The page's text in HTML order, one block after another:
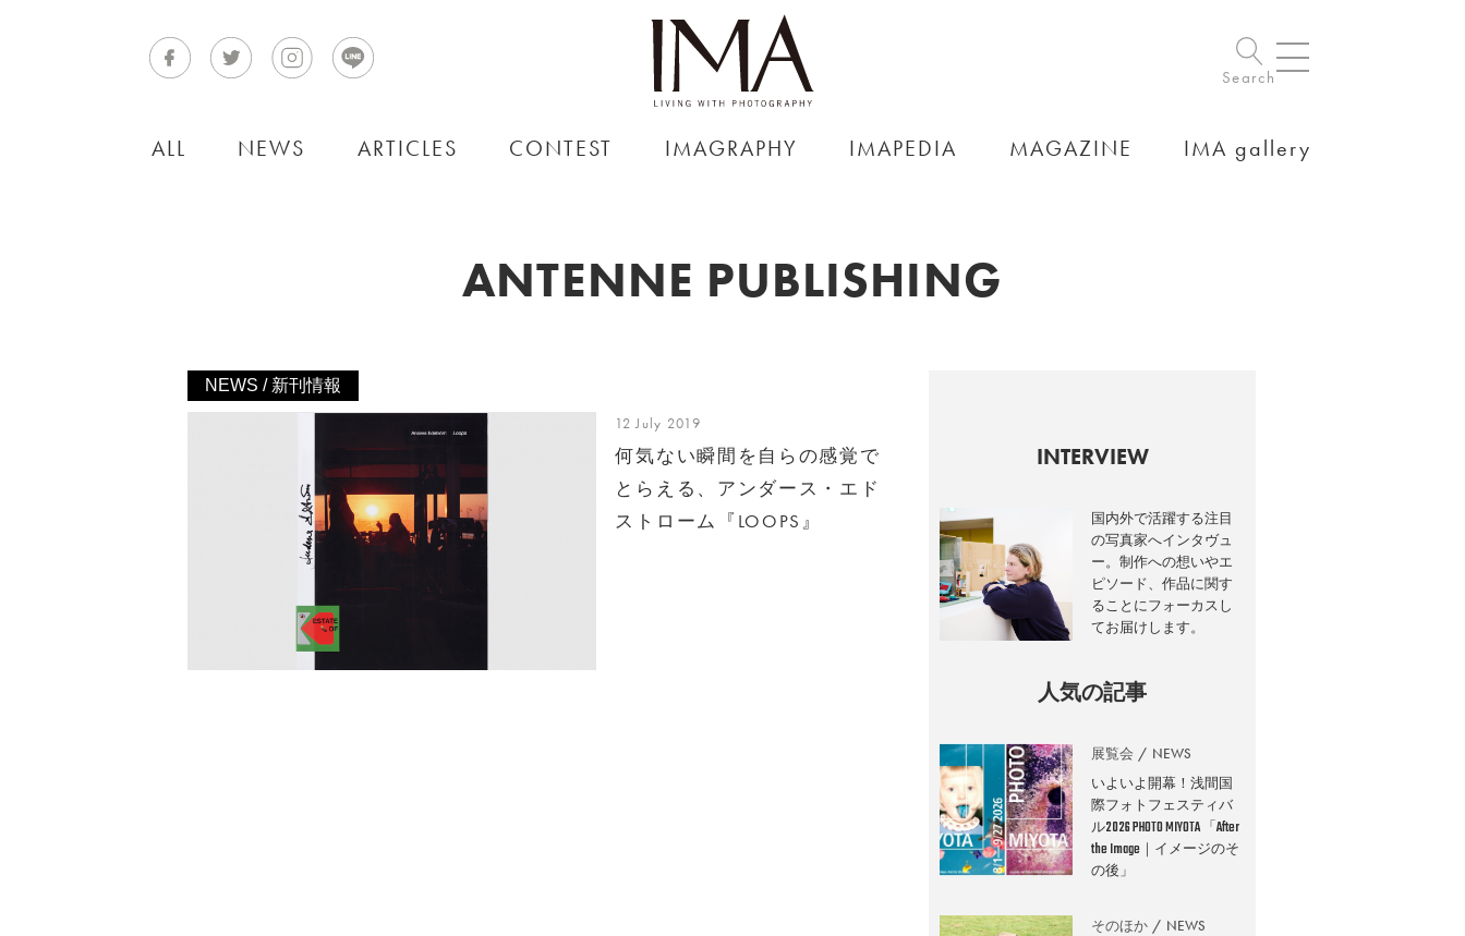
Search
ALL NEWS ARTICLES CONTEST IMAGRAPHY IMAPEDIA MAGAZINE IMA gallery
ANTENNE PUBLISHING
NEWS / 新刊情報
12 July 2019
何気ない瞬間を自らの感覚で
とらえる、アンダース・エド
ストローム『LOOPS』
INTERVIEW
国内外で活躍する注目
の写真家へインタヴュ
ー。制作への想いやエ
ピソード、作品に関す
ることにフォーカスし
てお届けします。
人気の記事
展覧会 NEWS
いよいよ開幕！浅間国
際フォトフェスティバ
ル2026 PHOTO MIYOTA 「After
the Image｜イメージのそ
の後」
そのほか NEWS